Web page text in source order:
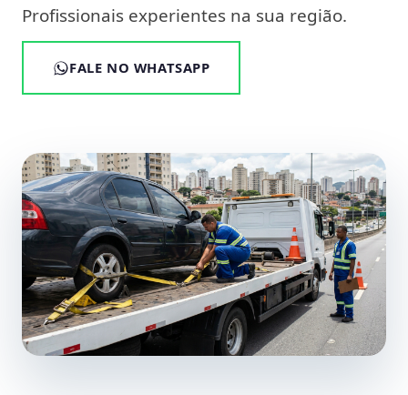
Profissionais experientes na sua região.
FALE NO WHATSAPP